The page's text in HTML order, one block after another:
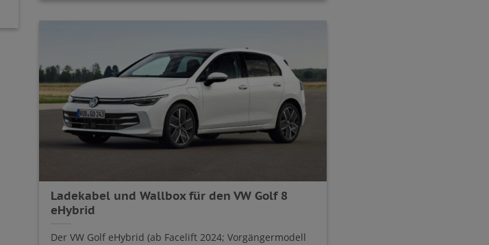
Ladekabel und Wallbox für den VW Golf 8
eHybrid
Der VW Golf eHybrid (ab Facelift 2024; Vorgängermodell